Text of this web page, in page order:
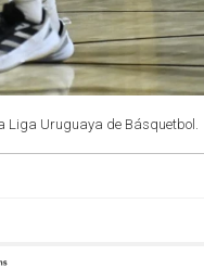
Liga Uruguaya de Básquetbol.